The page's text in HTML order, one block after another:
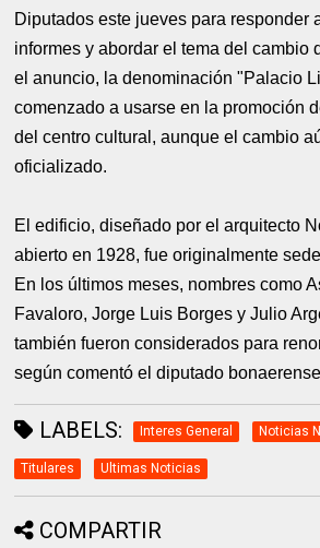
Diputados este jueves para responder
informes y abordar el tema del cambio
el anuncio, la denominación "Palacio
comenzado a usarse en la promoción
del centro cultural, aunque el cambio
oficializado.
El edificio, diseñado por el arquitecto
abierto en 1928, fue originalmente
En los últimos meses, nombres como
Favaloro, Jorge Luis Borges y Julio
también fueron considerados para
según comentó el diputado
LABELS: Interes General Noticias
Titulares Ultimas Noticias
COMPARTIR